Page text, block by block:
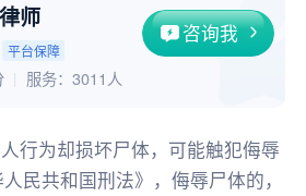
师
平台保障
咨询我
服务： 3011人
行为却损坏尸体，可能触犯侮辱
民共和国刑法》，侮辱尸体的，